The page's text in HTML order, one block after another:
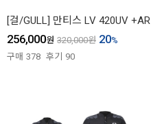
[걸/GULL] 만티스 LV 420UV +AR
256,000원 320,000원 20%
구매 378 후기 90